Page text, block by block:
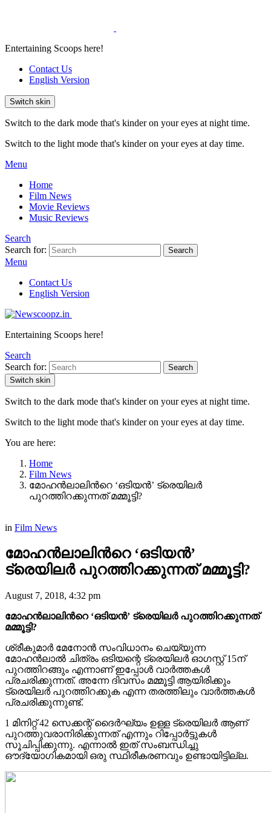
Entertaining Scoops here!
Contact Us
English Version
Switch skin
Switch to the dark mode that's kinder on your eyes at night time.
Switch to the light mode that's kinder on your eyes at day time.
Menu
Home
Film News
Movie Reviews
Music Reviews
Search
Search for:
Search
Menu
Contact Us
English Version
Entertaining Scoops here!
Search
Search for:
Search
Switch skin
Switch to the dark mode that's kinder on your eyes at night time.
Switch to the light mode that's kinder on your eyes at day time.
You are here:
Home
Film News
മോഹൻലാലിന്‍റെ ‘ഒടിയൻ’ ട്രെയിലർ
പുറത്തിറക്കുന്നത് മമ്മൂട്ടി?
in Film News
മോഹൻലാലിന്‍റെ ‘ഒടിയൻ’
ട്രെയിലർ പുറത്തിറക്കുന്നത് മമ്മൂട്ടി?
August 7, 2018, 4:32 pm
മോഹൻലാലിന്‍റെ ‘ഒടിയൻ’ ട്രെയിലർ പുറത്തിറക്കുന്നത്
മമ്മൂട്ടി?
ശ്രീകുമാർ മേനോൻ സംവിധാനം ചെയ്യുന്ന
മോഹൻലാൽ ചിത്രം ഒടിയന്റെ ട്രെയിലർ ഓഗസ്റ്റ് 15ന്
പുറത്തിറങ്ങും എന്നാണ് ഇപ്പോൾ വാർത്തകൾ
പ്രചരിക്കുന്നത്. അന്നേ ദിവസം മമ്മൂട്ടി ആയിരിക്കും
ട്രെയിലർ പുറത്തിറക്കുക എന്ന തരത്തിലും വാർത്തകൾ
പ്രചരിക്കുന്നുണ്ട്.
1 മിനിറ്റ് 42 സെക്കന്റ് ദൈര്‍ഘ്യം ഉള്ള ട്രെയിലർ ആണ്
പുറത്തുവരാനിരിക്കുന്നത് എന്നും റിപ്പോർട്ടുകൾ
സൂചിപ്പിക്കുന്നു. എന്നാൽ ഇത് സംബന്ധിച്ചു
ഔദ്യോഗികമായി ഒരു സ്ഥിരീകരണവും ഉണ്ടായിട്ടില്ല.